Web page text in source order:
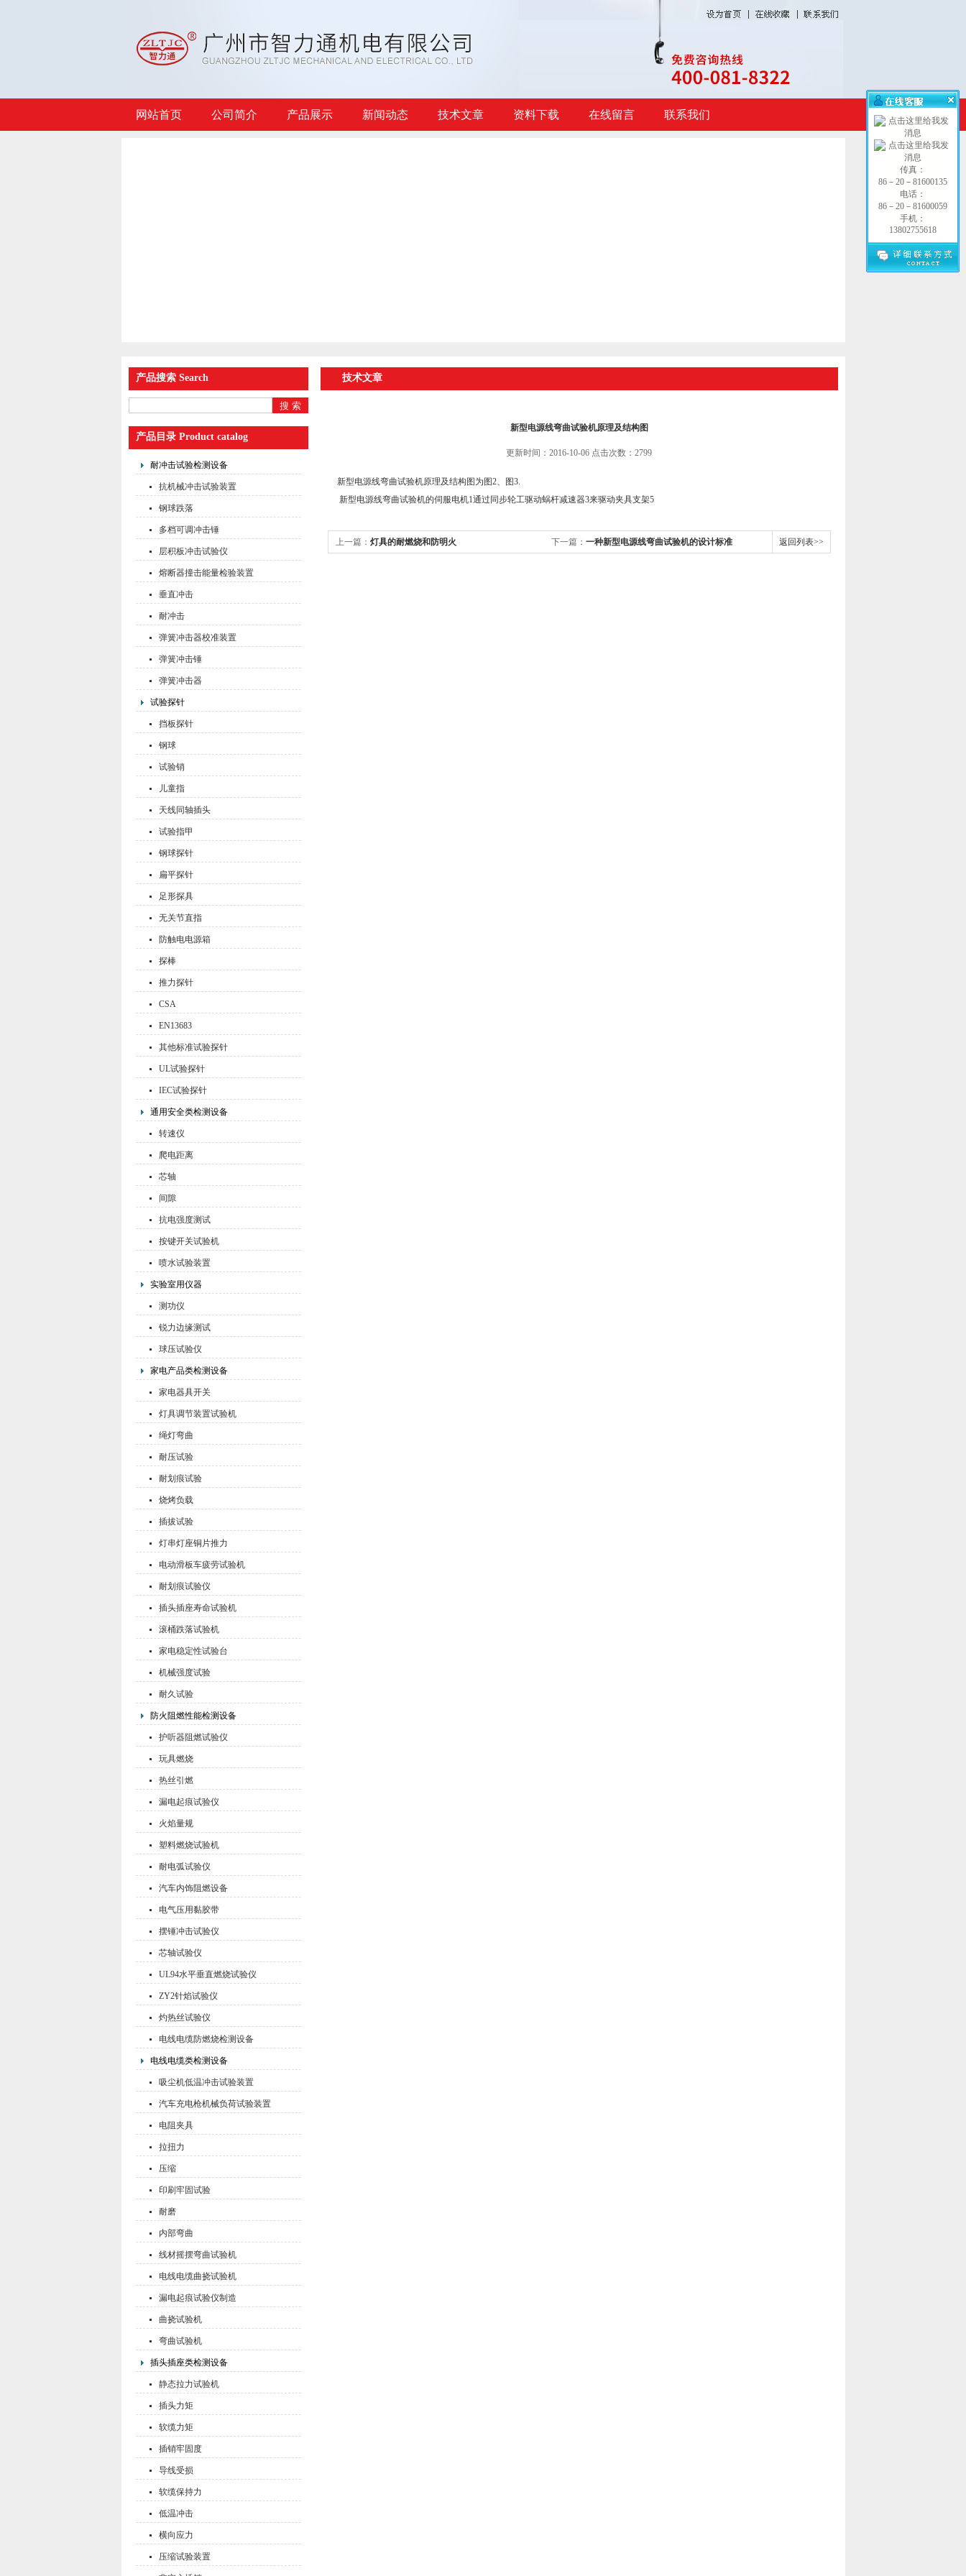
网站首页 公司简介 产品展示 新闻动态 技术文章 资料下载 在线留言 联系我们
产品搜索 Search
产品目录 Product catalog
耐冲击试验检测设备
抗机械冲击试验装置
钢球跌落
多档可调冲击锤
层积板冲击试验仪
熔断器撞击能量检验装置
垂直冲击
耐冲击
弹簧冲击器校准装置
弹簧冲击锤
弹簧冲击器
试验探针
挡板探针
钢球
试验销
儿童指
天线同轴插头
试验指甲
钢球探针
扁平探针
足形探具
无关节直指
防触电电源箱
探棒
推力探针
CSA
EN13683
其他标准试验探针
UL试验探针
IEC试验探针
通用安全类检测设备
转速仪
爬电距离
芯轴
间隙
抗电强度测试
按键开关试验机
喷水试验装置
实验室用仪器
测功仪
锐力边缘测试
球压试验仪
家电产品类检测设备
家电器具开关
灯具调节装置试验机
绳灯弯曲
耐压试验
耐划痕试验
烧烤负载
插拔试验
灯串灯座铜片推力
电动滑板车疲劳试验机
耐划痕试验仪
插头插座寿命试验机
滚桶跌落试验机
家电稳定性试验台
机械强度试验
耐久试验
防火阻燃性能检测设备
护听器阻燃试验仪
玩具燃烧
热丝引燃
漏电起痕试验仪
火焰量规
塑料燃烧试验机
耐电弧试验仪
汽车内饰阻燃设备
电气压用黏胶带
摆锤冲击试验仪
芯轴试验仪
UL94水平垂直燃烧试验仪
ZY2针焰试验仪
灼热丝试验仪
电线电缆防燃烧检测设备
电线电缆类检测设备
吸尘机低温冲击试验装置
汽车充电枪机械负荷试验装置
电阻夹具
拉扭力
压缩
印刷牢固试验
耐磨
内部弯曲
线材摇摆弯曲试验机
电线电缆曲挠试验机
漏电起痕试验仪制造
曲挠试验机
弯曲试验机
插头插座类检测设备
静态拉力试验机
插头力矩
软缆力矩
插销牢固度
导线受损
软缆保持力
低温冲击
横向应力
压缩试验装置
技术文章
新型电源线弯曲试验机原理及结构图
更新时间：2016-10-06 点击次数：2799
新型电源线弯曲试验机原理及结构图为图2、图3.
新型电源线弯曲试验机的伺服电机1通过同步轮工驱动蜗杆减速器3来驱动夹具支架5
上一篇： 灯具的耐燃烧和防明火 下一篇： 一种新型电源线弯曲试验机的设计标准 返回列表>>
传真：
86－20－81600135
电话：
86－20－81600059
手机：
13802755618